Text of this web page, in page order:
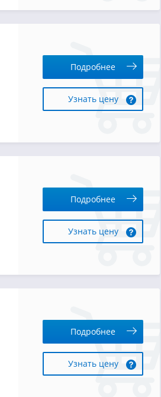
Подробнее
Узнать цену
Подробнее
Узнать цену
Подробнее
Узнать цену